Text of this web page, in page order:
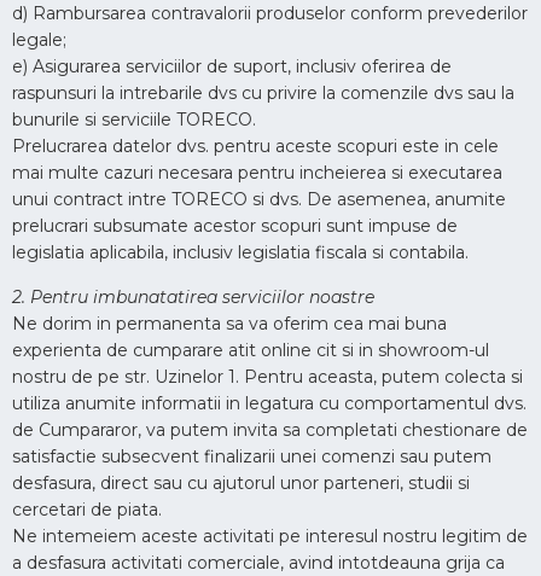
d) Rambursarea contravalorii produselor conform prevederilor
legale;
e) Asigurarea serviciilor de suport, inclusiv oferirea de
raspunsuri la intrebarile dvs cu privire la comenzile dvs sau la
bunurile si serviciile TORECO.
Prelucrarea datelor dvs. pentru aceste scopuri este in cele
mai multe cazuri necesara pentru incheierea si executarea
unui contract intre TORECO si dvs. De asemenea, anumite
prelucrari subsumate acestor scopuri sunt impuse de
legislatia aplicabila, inclusiv legislatia fiscala si contabila.
2. Pentru imbunatatirea serviciilor noastre
Ne dorim in permanenta sa va oferim cea mai buna
experienta de cumparare atit online cit si in showroom-ul
nostru de pe str. Uzinelor 1. Pentru aceasta, putem colecta si
utiliza anumite informatii in legatura cu comportamentul dvs.
de Cumpararor, va putem invita sa completati chestionare de
satisfactie subsecvent finalizarii unei comenzi sau putem
desfasura, direct sau cu ajutorul unor parteneri, studii si
cercetari de piata.
Ne intemeiem aceste activitati pe interesul nostru legitim de
a desfasura activitati comerciale, avind intotdeauna grija ca